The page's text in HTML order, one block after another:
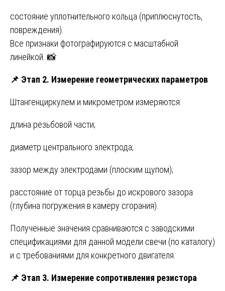
состояние уплотнительного кольца (приплюснутость,
повреждения).
Все признаки фотографируются с масштабной
линейкой. 📸
📌 Этап 2. Измерение геометрических параметров
Штангенциркулем и микрометром измеряются:
длина резьбовой части;
диаметр центрального электрода;
зазор между электродами (плоским щупом);
расстояние от торца резьбы до искрового зазора
(глубина погружения в камеру сгорания).
Полученные значения сравниваются с заводскими
спецификациями для данной модели свечи (по каталогу)
и с требованиями для конкретного двигателя.
📌 Этап 3. Измерение сопротивления резистора